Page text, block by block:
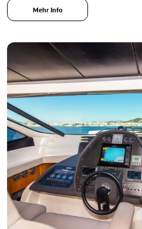
Mehr Info